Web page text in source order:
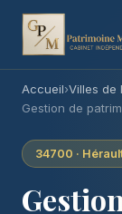
Accueil›Villes de
Gestion de
34700 ·